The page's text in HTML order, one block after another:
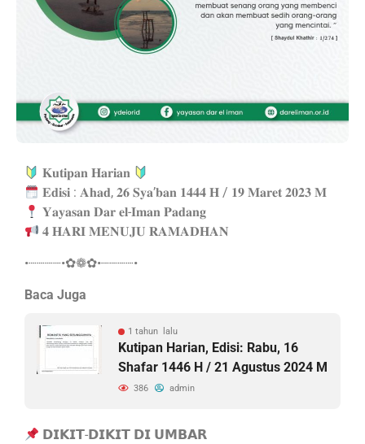
𝐊𝐮𝐭𝐢𝐩𝐚𝐧 𝐇𝐚𝐫𝐢𝐚𝐧
𝐄𝐝𝐢𝐬𝐢 : 𝐀𝐡𝐚𝐝, 𝟐𝟔 𝐒𝐲𝐚’𝐛𝐚𝐧 𝟏𝟒𝟒𝟒 𝐇 / 𝟏𝟗 𝐌𝐚𝐫𝐞𝐭 𝟐𝟎𝟐𝟑 𝐌
𝐘𝐚𝐲𝐚𝐬𝐚𝐧 𝐃𝐚𝐫 𝐞𝐥-𝐈𝐦𝐚𝐧 𝐏𝐚𝐝𝐚𝐧𝐠
𝟒 𝐇𝐀𝐑𝐈 𝐌𝐄𝐍𝐔𝐉𝐔 𝐑𝐀𝐌𝐀𝐃𝐇𝐀𝐍
•┈┈┈┈•✿❁✿•┈┈┈┈•
Baca Juga
1 tahun lalu
Kutipan Harian, Edisi: Rabu, 16
Shafar 1446 H / 21 Agustus 2024 M
386 admin
𝗗𝗜𝗞𝗜𝗧-𝗗𝗜𝗞𝗜𝗧 𝗗𝗜 𝗨𝗠𝗕𝗔𝗥